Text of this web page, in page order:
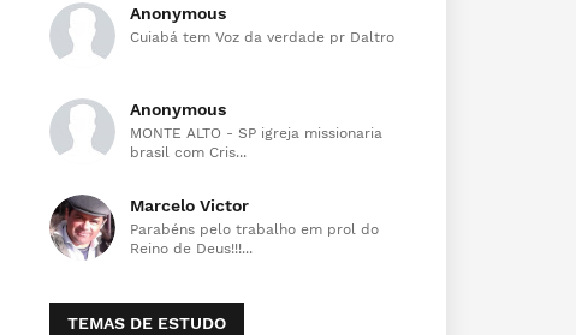
Anonymous
Cuiabá tem Voz da verdade pr Daltro
Anonymous
MONTE ALTO - SP igreja missionaria
brasil com Cris...
Marcelo Victor
Parabéns pelo trabalho em prol do
Reino de Deus!!!...
TEMAS DE ESTUDO